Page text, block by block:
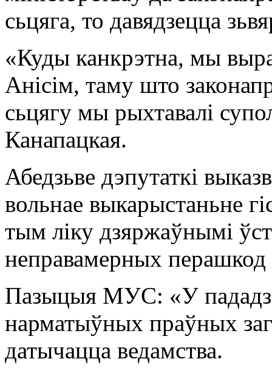
сьцяга, то давядзецца
«Куды канкрэтна, мы
Анісім, таму што
сьцягу мы рыхтавалі
Канапацкая.
Абедзьве дэпутаткі
вольнае выкарыстаньне
тым ліку дзяржаўнымі
неправамерных перашкод
Пазыцыя МУС: «У
нарматыўных праўных
датычацца ведамства.